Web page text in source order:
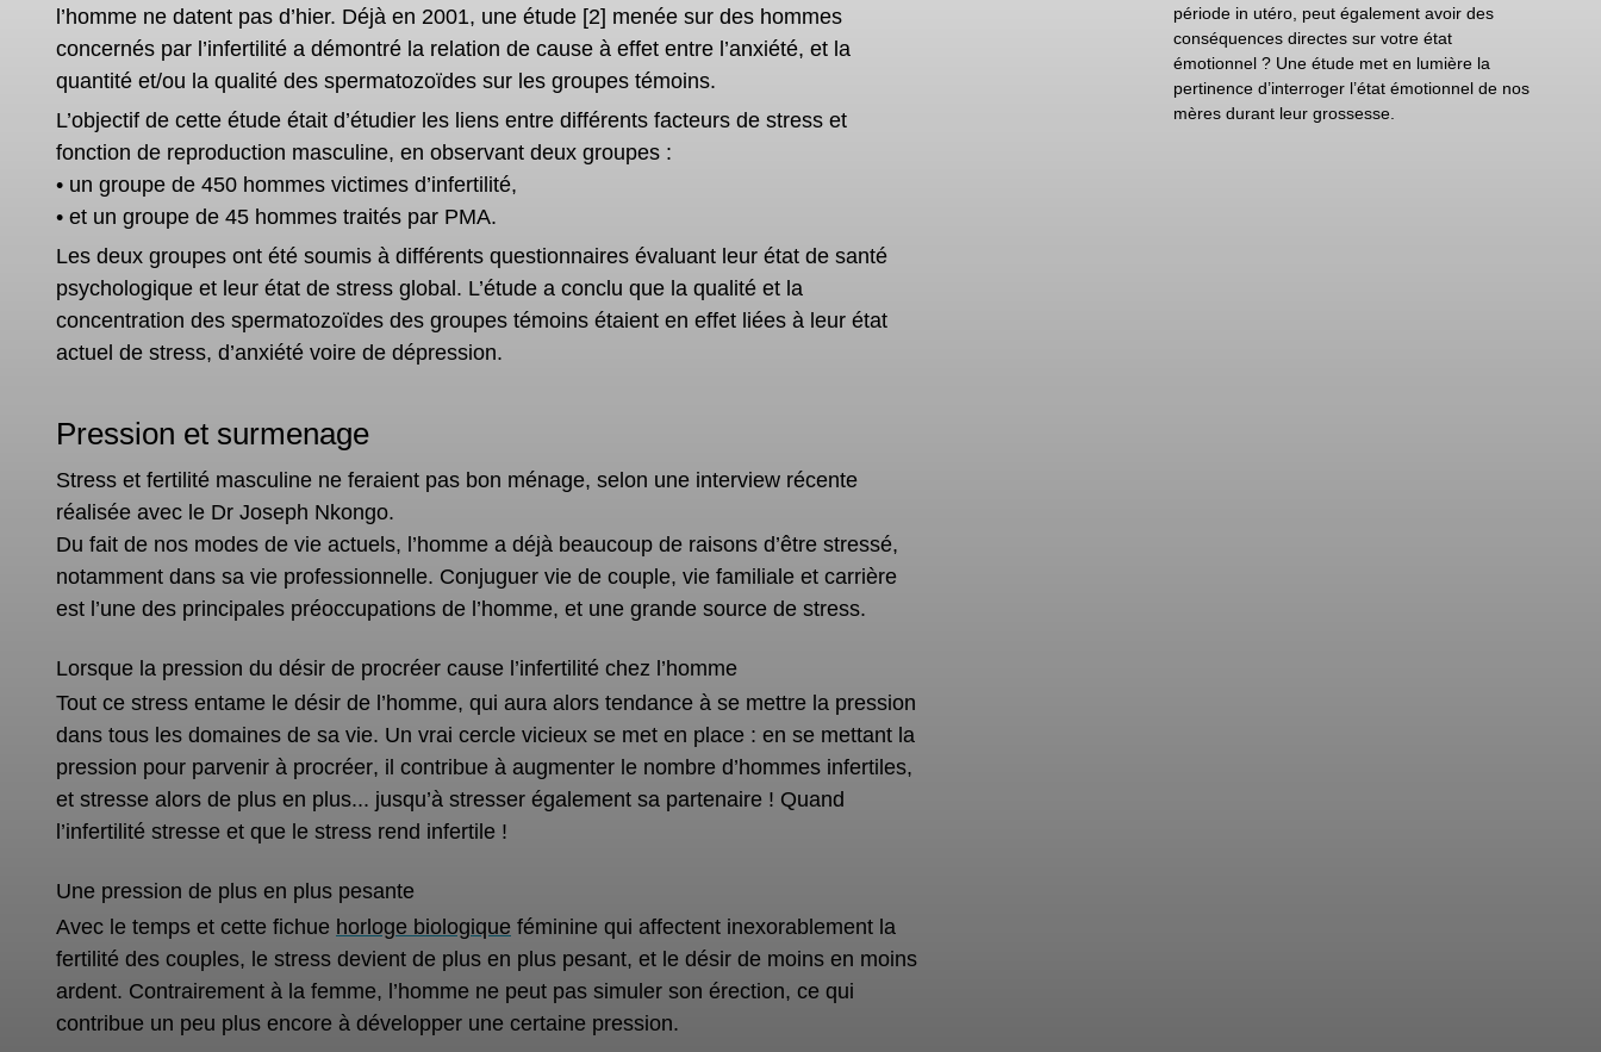
l’homme ne datent pas d’hier. Déjà en 2001, une étude [2] menée sur des hommes
concernés par l’infertilité a démontré la relation de cause à effet entre l’anxiété, et la
quantité et/ou la qualité des spermatozoïdes sur les groupes témoins.
L’objectif de cette étude était d’étudier les liens entre différents facteurs de stress et
fonction de reproduction masculine, en observant deux groupes :
• un groupe de 450 hommes victimes d’infertilité,
• et un groupe de 45 hommes traités par PMA.
Les deux groupes ont été soumis à différents questionnaires évaluant leur état de santé
psychologique et leur état de stress global. L’étude a conclu que la qualité et la
concentration des spermatozoïdes des groupes témoins étaient en effet liées à leur état
actuel de stress, d’anxiété voire de dépression.
Pression et surmenage
Stress et fertilité masculine ne feraient pas bon ménage, selon une interview récente
réalisée avec le Dr Joseph Nkongo.
Du fait de nos modes de vie actuels, l’homme a déjà beaucoup de raisons d’être stressé,
notamment dans sa vie professionnelle. Conjuguer vie de couple, vie familiale et carrière
est l’une des principales préoccupations de l’homme, et une grande source de stress.
Lorsque la pression du désir de procréer cause l’infertilité chez l’homme
Tout ce stress entame le désir de l’homme, qui aura alors tendance à se mettre la pression
dans tous les domaines de sa vie. Un vrai cercle vicieux se met en place : en se mettant la
pression pour parvenir à procréer, il contribue à augmenter le nombre d’hommes infertiles,
et stresse alors de plus en plus... jusqu’à stresser également sa partenaire ! Quand
l’infertilité stresse et que le stress rend infertile !
Une pression de plus en plus pesante
Avec le temps et cette fichue horloge biologique féminine qui affectent inexorablement la
fertilité des couples, le stress devient de plus en plus pesant, et le désir de moins en moins
ardent. Contrairement à la femme, l’homme ne peut pas simuler son érection, ce qui
contribue un peu plus encore à développer une certaine pression.
période in utéro, peut également avoir des
conséquences directes sur votre état
émotionnel ? Une étude met en lumière la
pertinence d’interroger l’état émotionnel de nos
mères durant leur grossesse.